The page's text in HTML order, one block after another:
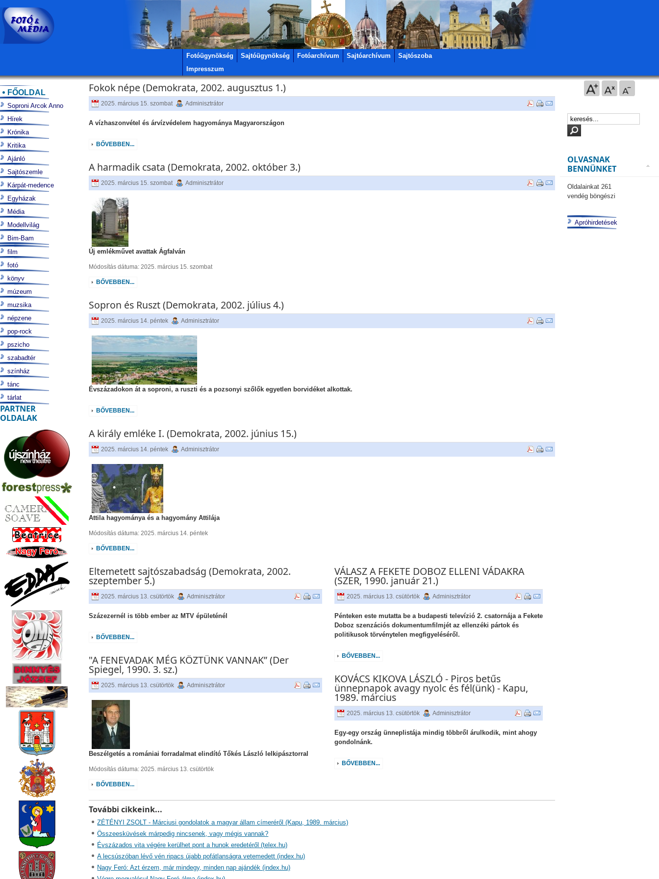
Fotóügynökség Sajtóügynökség Fotóarchívum Sajtóarchívum
Sajtószoba
Impresszum
Fokok népe (Demokrata, 2002. augusztus 1.)
2025. március 15. szombat Adminisztrátor
A vízhaszonvétel és árvízvédelem hagyománya Magyarországon
BŐVEBBEN...
A harmadik csata (Demokrata, 2002. október 3.)
2025. március 15. szombat Adminisztrátor
Új emlékművet avattak Ágfalván
Módosítás dátuma: 2025. március 15. szombat
BŐVEBBEN...
Sopron és Ruszt (Demokrata, 2002. július 4.)
2025. március 14. péntek Adminisztrátor
Évszázadokon át a soproni, a ruszti és a pozsonyi szőlők egyetlen borvidéket alkottak.
BŐVEBBEN...
A király emléke I. (Demokrata, 2002. június 15.)
2025. március 14. péntek Adminisztrátor
Attila hagyománya és a hagyomány Attilája
Módosítás dátuma: 2025. március 14. péntek
BŐVEBBEN...
Eltemetett sajtószabadság (Demokrata, 2002.
szeptember 5.)
2025. március 13. csütörtök Adminisztrátor
Százezernél is több ember az MTV épületénél
BŐVEBBEN...
"A FENEVADAK MÉG KÖZTÜNK VANNAK” (Der
Spiegel, 1990. 3. sz.)
2025. március 13. csütörtök Adminisztrátor
Beszélgetés a romániai forradalmat elindító Tőkés László lelkipásztorral
Módosítás dátuma: 2025. március 13. csütörtök
BŐVEBBEN...
VÁLASZ A FEKETE DOBOZ ELLENI VÁDAKRA
(SZER, 1990. január 21.)
2025. március 13. csütörtök Adminisztrátor
Pénteken este mutatta be a budapesti televízió 2. csatornája a Fekete
Doboz szenzációs dokumentumfilmjét az ellenzéki pártok és
politikusok törvénytelen megfigyeléséről.
BŐVEBBEN...
KOVÁCS KIKOVA LÁSZLÓ - Piros betűs
ünnepnapok avagy nyolc és fél(ünk) - Kapu,
1989. március
2025. március 13. csütörtök Adminisztrátor
Egy-egy ország ünneplistája mindig többről árulkodik, mint ahogy
gondolnánk.
BŐVEBBEN...
További cikkeink...
ZÉTÉNYI ZSOLT - Márciusi gondolatok a magyar állam címeréről (Kapu, 1989. március)
Összeesküvések márpedig nincsenek, vagy mégis vannak?
Évszázados vita végére kerülhet pont a hunok eredetéről (telex.hu)
A lecsúszóban lévő vén ripacs újabb pofátlanságra vetemedett (index.hu)
Nagy Feró: Azt érzem, már mindegy, minden nap ajándék (index.hu)
FŐOLDAL
Soproni Arcok Anno
Hírek
Krónika
Kritika
Ajánló
Sajtószemle
Kárpát-medence
Egyházak
Média
Modellvilág
Bim-Bam
film
fotó
könyv
múzeum
muzsika
népzene
pop-rock
pszicho
szabadtér
színház
tánc
tárlat
PARTNER
OLDALAK
OLVASNAK
BENNÜNKET
Oldalainkat 261
vendég böngészi
Apróhirdetések